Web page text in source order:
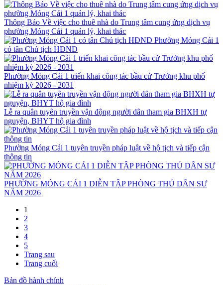
Thông Báo Về việc cho thuê nhà do Trung tâm cung ứng dịch vụ
phường Móng Cái 1 quản lý, khai thác
Phường Móng Cái 1
có tân Chủ tịch HĐND
Phường Móng Cái 1 triển khai công tác bầu cử Trưởng khu phố
nhiệm kỳ 2026 - 2031
Lễ ra quân tuyên truyền vận động người dân tham gia BHXH tự
nguyện, BHYT hộ gia đình
Phường Móng Cái 1 tuyên truyền pháp luật về hộ tịch và tiếp cận
thông tin
PHƯỜNG MÓNG CÁI 1 DIỄN TẬP PHÒNG THỦ DÂN SỰ
NĂM 2026
1
2
3
4
5
Trang sau
Trang cuối
Bản đồ hành chính